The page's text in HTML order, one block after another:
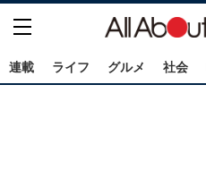
連載 ライフ グルメ 社会